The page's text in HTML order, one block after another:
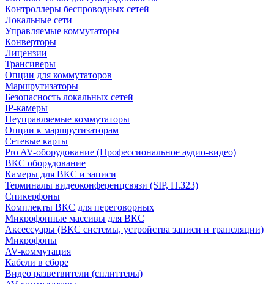
Контроллеры беспроводных сетей
Локальные сети
Управляемые коммутаторы
Конверторы
Лицензии
Трансиверы
Опции для коммутаторов
Маршрутизаторы
Безопасность локальных сетей
IP-камеры
Неуправляемые коммутаторы
Опции к маршрутизаторам
Сетевые карты
Pro AV-оборудование (Профессиональное аудио-видео)
ВКС оборудование
Камеры для ВКС и записи
Терминалы видеоконференцсвязи (SIP, H.323)
Спикерфоны
Комплекты ВКС для переговорных
Микрофонные массивы для ВКС
Аксессуары (ВКС системы, устройства записи и трансляции)
Микрофоны
AV-коммутация
Кабели в сборе
Видео разветвители (сплиттеры)